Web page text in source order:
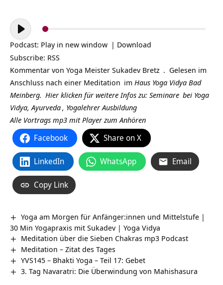
Audio-
Player
Podcast: Play in new window | Download
Subscribe: RSS
Kommentar von Yoga Meister Sukadev Bretz . Gelesen im
Anschluss nach einer Meditation im Haus Yoga Vidya Bad
Meinberg. Hier klicken für weitere Infos zu: Seminare bei Yoga
Vidya,Ayurveda, Yogalehrer Ausbildung
Alle Vortrags mp3 mit Player zum Anhören
Facebook Share on X
LinkedIn WhatsApp Email
Copy Link
Yoga am Morgen für Anfänger:innen und Mittelstufe |
30 Min Yogapraxis mit Sukadev | Yoga Vidya
Meditation über die Sieben Chakras mp3 Podcast
Meditation – Zitat des Tages
YVS145 – Bhakti Yoga – Teil 17: Gebet
3. Tag Navaratri: Die Überwindung von Mahishasura